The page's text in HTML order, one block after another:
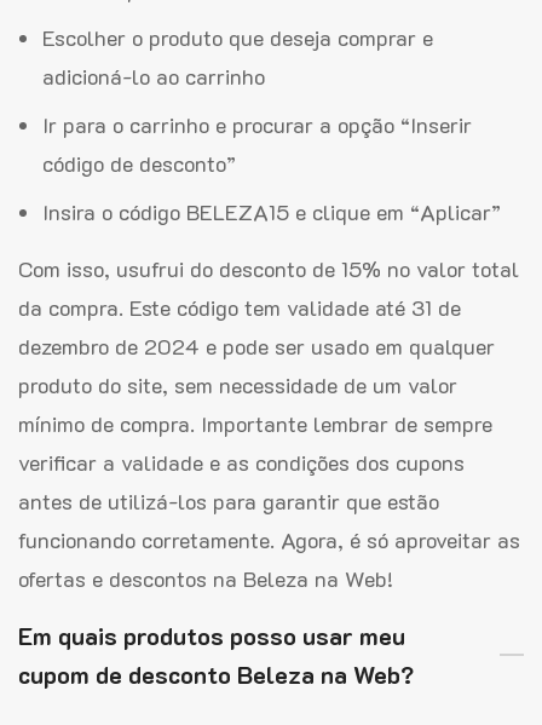
Escolher o produto que deseja comprar e
adicioná-lo ao carrinho
Ir para o carrinho e procurar a opção “Inserir
código de desconto”
Insira o código BELEZA15 e clique em “Aplicar”
Com isso, usufrui do desconto de 15% no valor total
da compra. Este código tem validade até 31 de
dezembro de 2024 e pode ser usado em qualquer
produto do site, sem necessidade de um valor
mínimo de compra. Importante lembrar de sempre
verificar a validade e as condições dos cupons
antes de utilizá-los para garantir que estão
funcionando corretamente. Agora, é só aproveitar as
ofertas e descontos na Beleza na Web!
Em quais produtos posso usar meu
cupom de desconto Beleza na Web?